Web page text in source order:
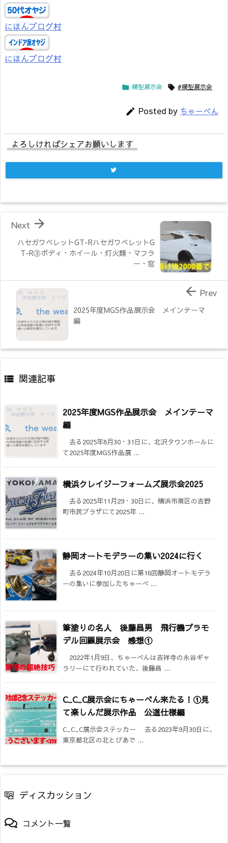
にほんブログ村
にほんブログ村
 模型展示会  #模型展示会
 Posted by ちゃーべん
よろしければシェアお願いします
ハセガワベレットGT-RハセガワベレットG
T-R③ボディ・ホイール・灯火類・マフラ
ー・窓

Next
2025年度MGS作品展示会 メインテーマ
編
 Prev
 関連記事
2025年度MGS作品展示会 メインテーマ
編
去る2025年8月30・31日に、北沢タウンホールに
て2025年度MGS作品展 ...
横浜クレイジーフォームズ展示会2025
去る2025年11月29・30日に、横浜市南区の吉野
町市民プラザにて2025年 ...
静岡オートモデラーの集い2024に行く
去る2024年10月20日に第16回静岡オートモデラ
ーの集いに参加したちゃーべ ...
筆塗りの名人 後藤昌男 飛行機プラモ
デル回顧展示会 感想①
2022年1月9日、ちゃーべんは吉祥寺の永谷ギャ
ラリーにて行われていた、後藤昌 ...
C_C_C展示会にちゃーべん来たる！①見
て楽しんだ展示作品 公道仕様編
C_C_C展示会ステッカー 去る2023年9月30日に、
東京都北区の北とぴあで ...
ディスカッション
コメント一覧